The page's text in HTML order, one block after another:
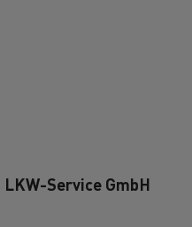
Service GmbH